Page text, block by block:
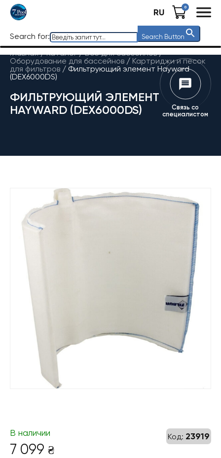
RU 0
Search for: Search Button
Главная / Каталог/Все для бассейнов/
Оборудование для бассейнов / Картриджи и песок
для фильтров / Фильтрующий элемент Hayward
(DEX6000DS)
ФИЛЬТРУЮЩИЙ ЭЛЕМЕНТ
HAYWARD (DEX6000DS)
Связь со
специалистом
Код: 23919
В наличии
7 099 ₴